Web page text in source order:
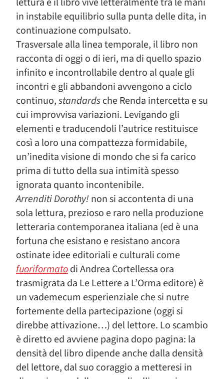
in instabile equilibrio sulla punta delle dita, in
continuazione compulsato.
Trasversale alla linea temporale, il libro non
racconta di oggi o di ieri, ma di quello spazio
infinito e incontrollabile dentro al quale gli
incontri e gli abbandoni avvengono a ciclo
continuo,standardsche Renda intercetta e su
cui improvvisa variazioni. Levigando gli
elementi e traducendoli l’autrice restituisce
così a loro una compattezza formidabile,
un’inedita visione di mondo che si fa carico
prima di tutto della sua intimità spesso
ignorata quanto incontenibile.
Arrenditi Dorothy! non si accontenta di una
sola lettura, prezioso e raro nella produzione
letteraria contemporanea italiana (ed è una
fortuna che esistano e resistano ancora
ostinate idee editoriali e culturali come
fuoriformatodi Andrea Cortellessa ora
trasmigrata da Le Lettere a L’Orma editore) è
un vademecum esperienziale che si nutre
fortemente della partecipazione (oggi si
direbbe attivazione…) del lettore. Lo scambio
è diretto ed avviene pagina dopo pagina: la
densità del libro dipende anche dalla densità
del lettore, dal suo coraggio a metteresi in